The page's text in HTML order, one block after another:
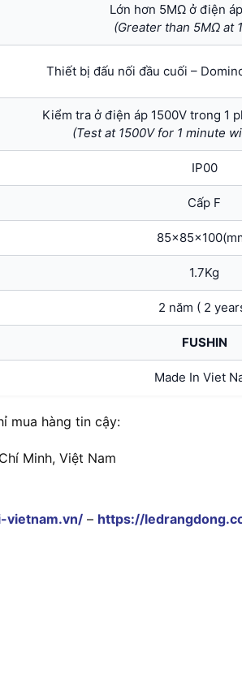
Lớn hơn 5MΩ ở điện
(Greater than 5MΩ at
Thiết bị đấu nối đầu cuối –
Kiểm tra ở điện áp 1500V trong 1
(Test at 1500V for 1 minute
IP00
Cấp F
1.7Kg
2 năm ( 2
FUSHIN
Made In Viet
mua hàng tin cậy:
Minh, Việt Nam
vietnam.vn/ – https://